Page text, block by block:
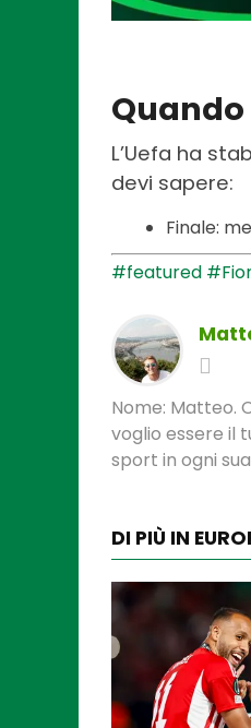
L’Uefa ha
devi sapere:
Finale:
#featured
Nome: Matteo.
voglio essere il
sport in ogni
DI PIÙ IN